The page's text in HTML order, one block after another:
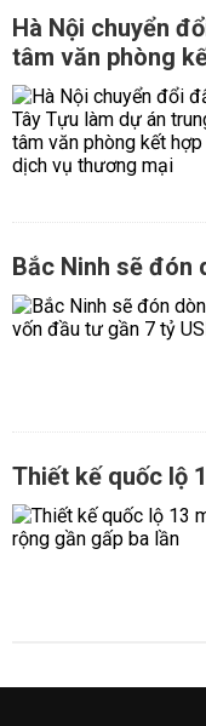
Hà Nội chuyển
tâm văn phòng
Bắc Ninh sẽ đón
Thiết kế quốc lộ